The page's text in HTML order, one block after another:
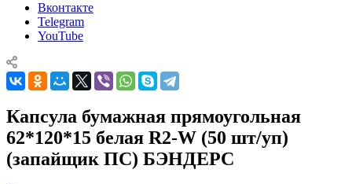
Вконтакте
Telegram
YouTube
Капсула бумажная прямоугольная
62*120*15 белая R2-W (50 шт/уп)
(запайщик ПС) БЭНДЕРС